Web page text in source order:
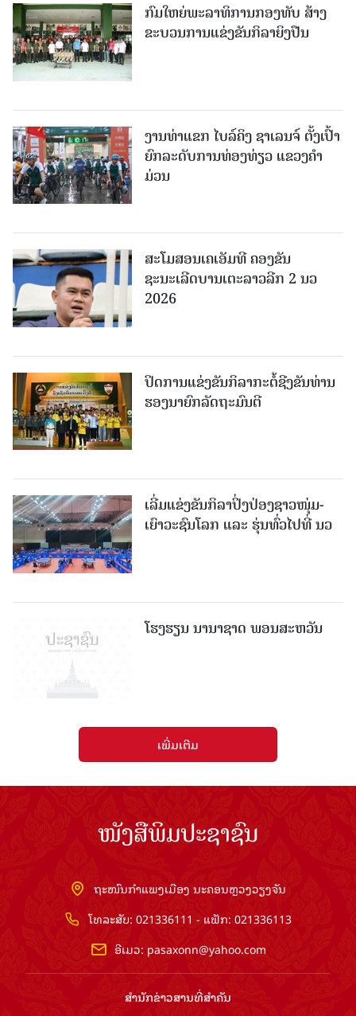
ກົມໃຫຍ່ພະລາທິການກອງທັບ ສ້າງ
ຂະບວນການແຂ່ງຂັນກິລາຍິງປືນ
ງານທ່າແຂກ ໄບລ໌ຄິງ ຊາເລນຈ໌ ຕັ້ງເປົ້າ
ຍົກລະດັບການທ່ອງທ່ຽວ ແຂວງຄໍາ
ມ່ວນ
ສະໂມສອນເຄເອັມທີ ຄອງຂັນ
ຊະນະເລີດບານເຕະລາວລີກ 2 ນວ
2026
ປິດການແຂ່ງຂັນກິລາກະຕໍ້ຊີງຂັນທ່ານ
ຮອງນາຍົກລັດຖະມົນຕີ
ເລີ່ມແຂ່ງຂັນກິລາປິ່ງປ່ອງຊາວໜຸ່ມ-
ເຍົາວະຊົນໂລກ ແລະ ຮຸ່ນທົ່ວໄປທີ່ ນວ
ໂຮງຮຽນ ນານາຊາດ ພອນສະຫວັນ
ເພີ່ມເຕີມ
ໜັງສືພິມປະຊາຊົນ
ຖະໜົນກຳແພງເມືອງ ນະຄອນຫຼວງວຽງຈັນ
ໂທລະສັບ: 021336111 - ແຟັກ: 021336113
ອີເມວ: pasaxonn@yahoo.com
ສຳ​ນັກ​ຂ່າວ​ສານ​ທີ່​ສຳ​ຄັນ​